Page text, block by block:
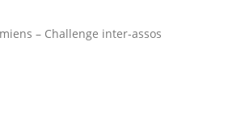
– Challenge inter-assos